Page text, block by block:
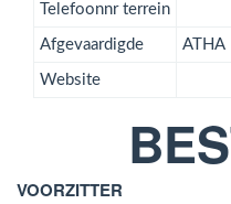
Telefoonnr terrein
Afgevaardigde ATHA
Website
VOORZITTER